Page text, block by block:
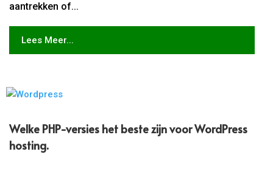
aantrekken of...
Lees Meer...
Welke PHP-versies het beste zijn voor WordPress
hosting.​